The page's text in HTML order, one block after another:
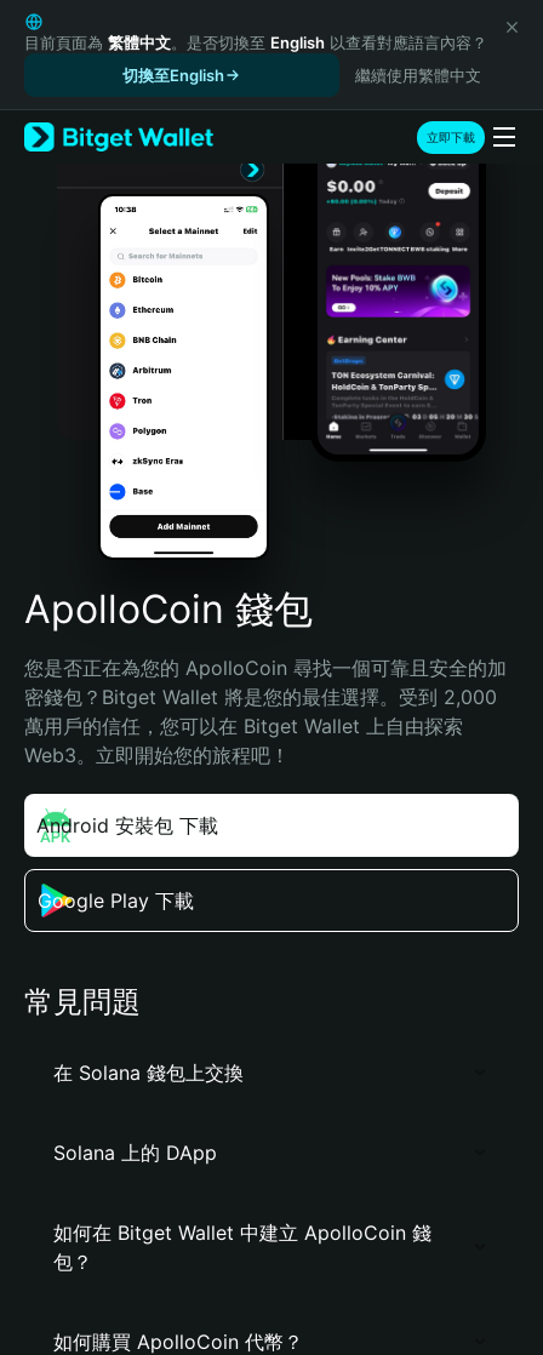
English
日本語
Русский
Español (Latinoamérica)
Türkçe
Português (Portugal)
Bahasa Indonesia
Português (Brasil)
Español (Argentina)
目前頁面為 繁體中文。是否切換至 English 以查看對應語言內容？
切換至English
繼續使用繁體中文
立即下載
ApolloCoin 錢包
您是否正在為您的 ApolloCoin 尋找一個可靠且安全的加
密錢包？Bitget Wallet 將是您的最佳選擇。受到 2,000
萬用戶的信任，您可以在 Bitget Wallet 上自由探索
Web3。立即開始您的旅程吧！
Android 安裝包 下載
Google Play 下載
常見問題
在 Solana 錢包上交換
Solana 上的 DApp
如何在 Bitget Wallet 中建立 ApolloCoin 錢
包？
如何購買 ApolloCoin 代幣？